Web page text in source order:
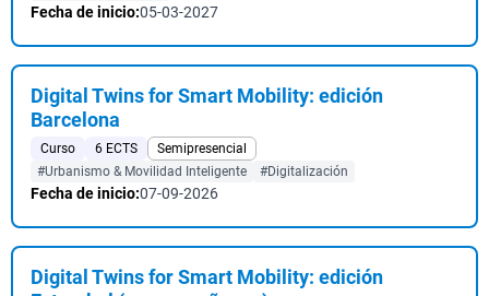
Fecha de inicio:05-03-2027
Digital Twins for Smart Mobility: edición
Barcelona
Curso 6 ECTS
Semipresencial
#Urbanismo & Movilidad Inteligente
#Digitalización
Fecha de inicio:07-09-2026
Digital Twins for Smart Mobility: edición